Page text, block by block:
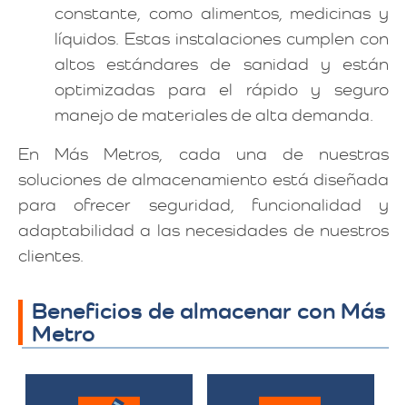
constante, como alimentos, medicinas y
líquidos. Estas instalaciones cumplen con
altos estándares de sanidad y están
optimizadas para el rápido y seguro
manejo de materiales de alta demanda.
En Más Metros, cada una de nuestras
soluciones de almacenamiento está diseñada
para ofrecer seguridad, funcionalidad y
adaptabilidad a las necesidades de nuestros
clientes.
Beneficios de almacenar con Más
Metro